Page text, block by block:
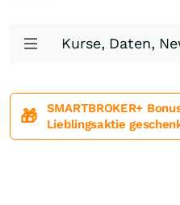
Kurse, Daten,
🎁
SMARTBROKER+
Lieblingsaktie